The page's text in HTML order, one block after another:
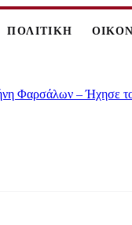
ΠΟΛΙΤΙΚΗ
Φαρσάλων – Ήχησε το